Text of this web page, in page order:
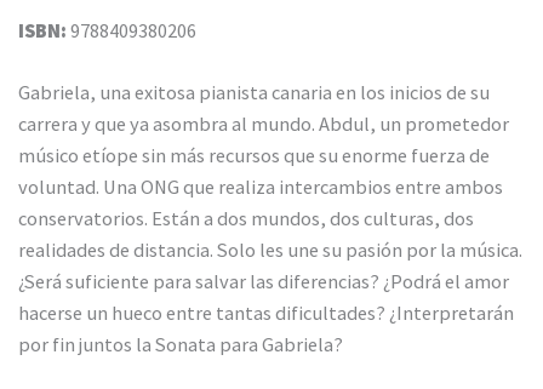
ISBN: 9788409380206
Gabriela, una exitosa pianista canaria en los inicios de su
carrera y que ya asombra al mundo. Abdul, un prometedor
músico etíope sin más recursos que su enorme fuerza de
voluntad. Una ONG que realiza intercambios entre ambos
conservatorios. Están a dos mundos, dos culturas, dos
realidades de distancia. Solo les une su pasión por la música.
¿Será suficiente para salvar las diferencias? ¿Podrá el amor
hacerse un hueco entre tantas dificultades? ¿Interpretarán
por fin juntos la Sonata para Gabriela?